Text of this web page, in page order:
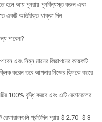
হলে আয় পুনরায় পুনর্বিন্যস্ত করুন এবং
অতিরিক্ত ধাক্কা দিন
পাবেন?
এবং নিম্ন মানের বিজ্ঞাপনের কয়েকটি
ক্লিক করেন তবে আপনার নিজের ক্লিকে বছরে
100% বৃদ্ধি করবে এবং এটি রেফারেলের
রেফারালগুলি প্রতিদিন প্রায় $ 2.70- $ 3